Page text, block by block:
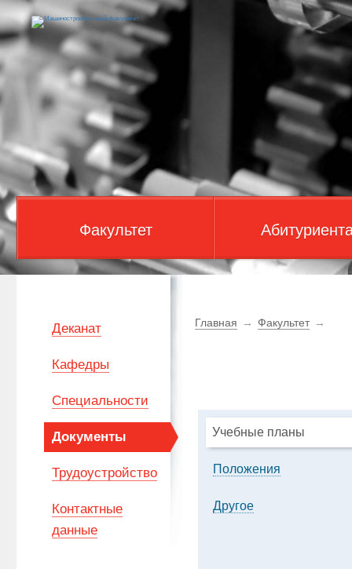
Факультет
Главная → Факультет →
Учебные планы
Положения
Другое
Деканат
Кафедры
Специальности
Документы
Трудоустройство
Контактные
данные